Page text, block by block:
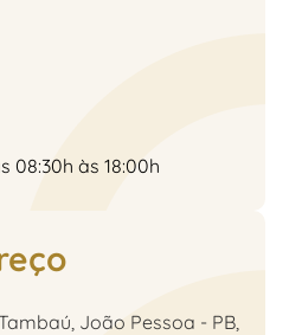
08:30h às 18:00h
João Pessoa - PB,